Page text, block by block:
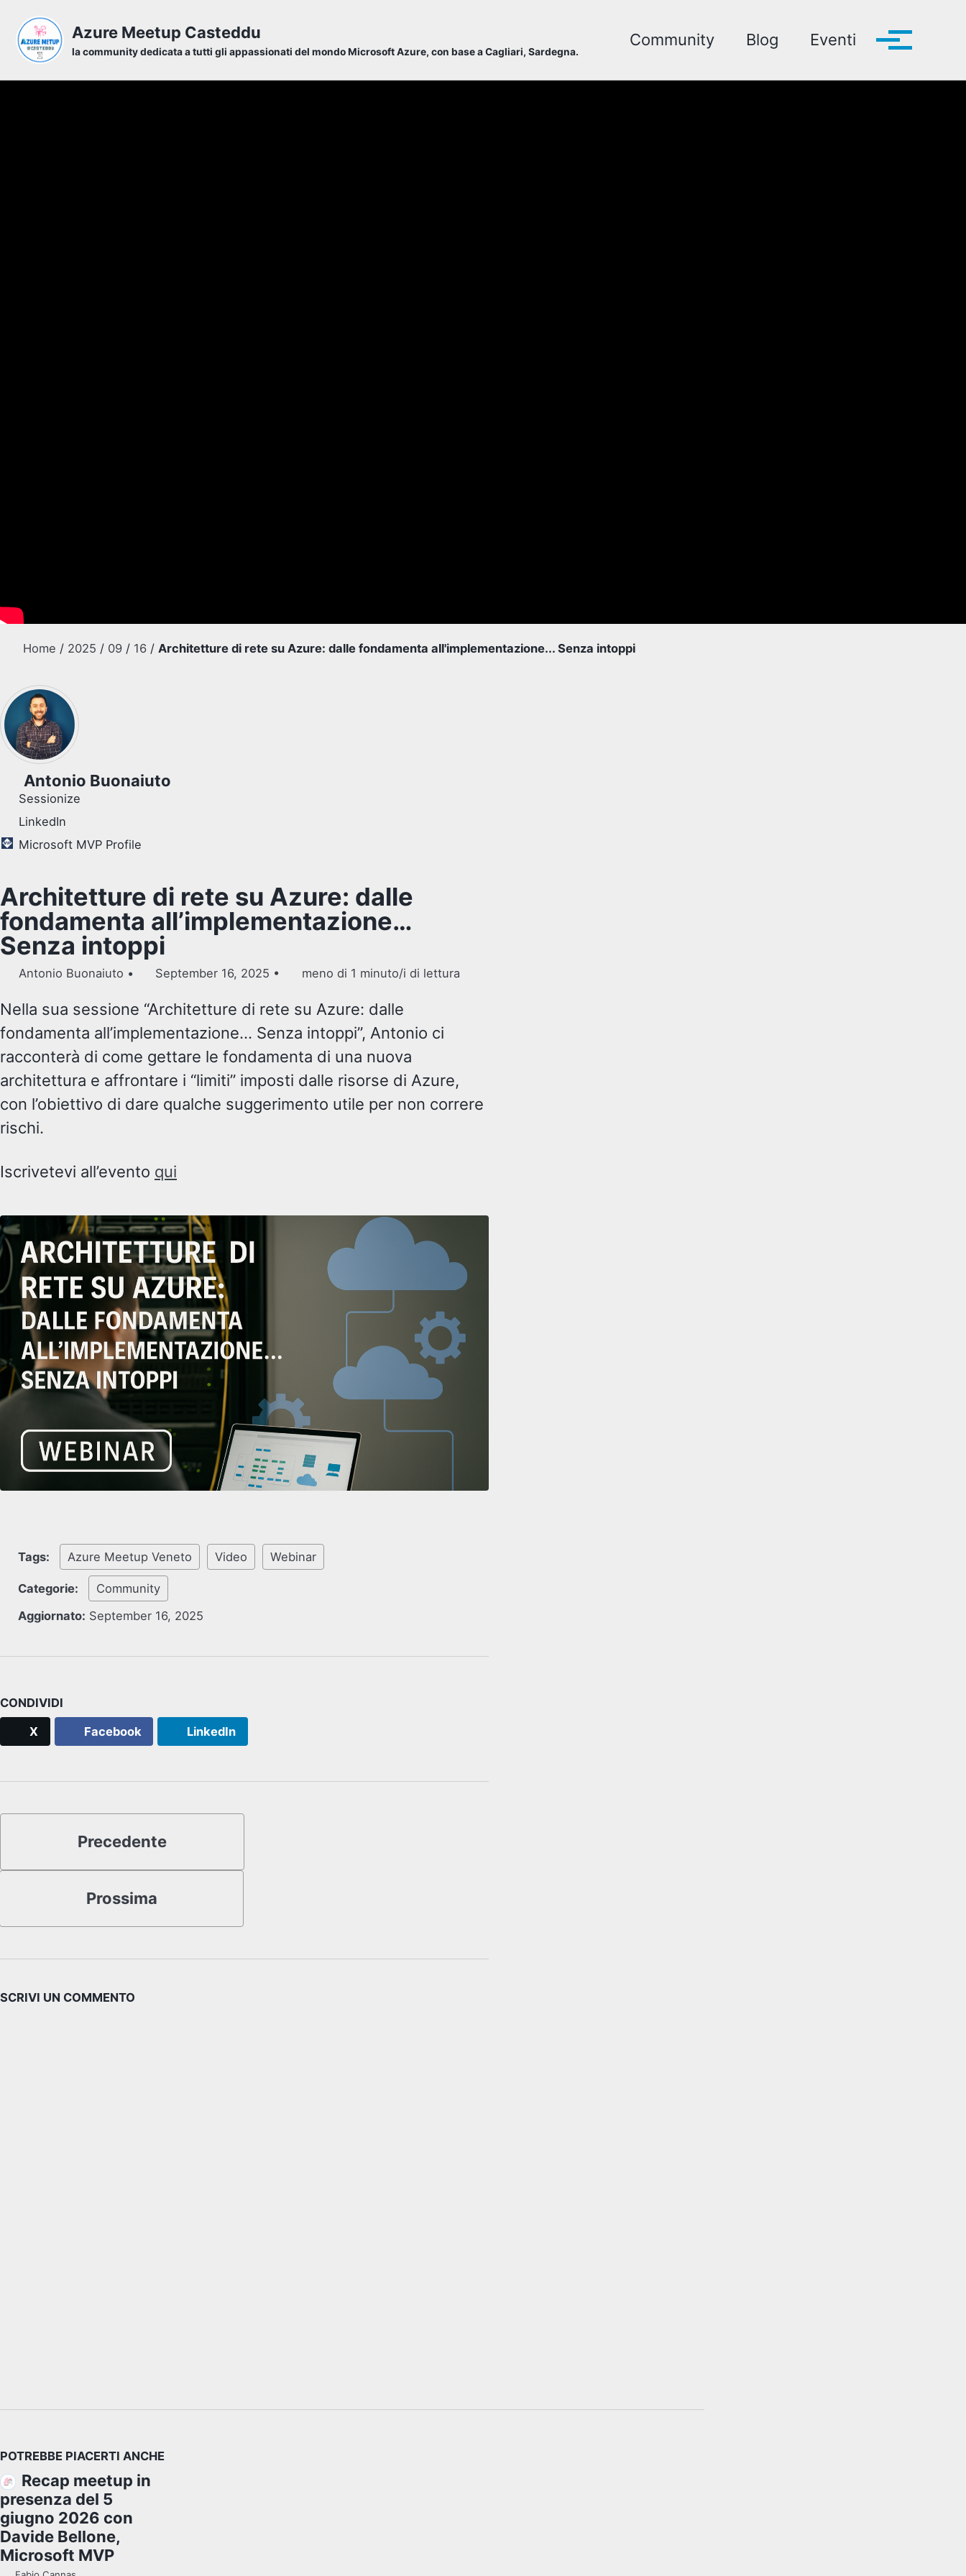
Azure Meetup Casteddu
la community dedicata a tutti gli appassionati del mondo Microsoft Azure, con base a Cagliari, Sardegna.
Community Blog Eventi Toggle
Home / 2025 / 09 / 16 / Architetture di rete su Azure: dalle fondamenta all'implementazione... Senza intoppi
Antonio Buonaiuto
Sessionize
LinkedIn
Microsoft MVP Profile
Architetture di rete su Azure: dalle
fondamenta all’implementazione…
Senza intoppi
Antonio Buonaiuto September 16, 2025 meno di 1 minuto/i di lettura
Nella sua sessione “Architetture di rete su Azure: dalle
fondamenta all’implementazione… Senza intoppi”, Antonio ci
racconterà di come gettare le fondamenta di una nuova
architettura e affrontare i “limiti” imposti dalle risorse di Azure,
con l’obiettivo di dare qualche suggerimento utile per non correre
rischi.
Iscrivetevi all’evento qui
Tags: Azure Meetup Veneto Video Webinar
Categorie:
Community
Aggiornato: September 16, 2025
CONDIVIDI
X Facebook LinkedIn
Precedente
Prossima
SCRIVI UN COMMENTO
POTREBBE PIACERTI ANCHE
Recap meetup in
presenza del 5
giugno 2026 con
Davide Bellone,
Microsoft MVP